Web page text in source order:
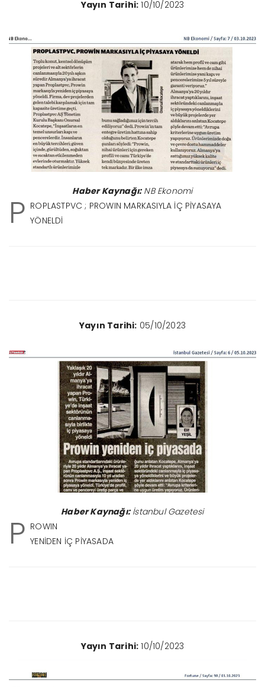
Yayın Tarihi: 10/10/2023
Haber Kaynağı:NB Ekonomi
P ROPLASTPVC ; PROWIN MARKASIYLA İÇ PİYASAYA
YÖNELDİ
Yayın Tarihi: 05/10/2023
Haber Kaynağı:İstanbul Gazetesi
P ROWIN
YENİDEN İÇ PİYASADA
Yayın Tarihi: 10/10/2023